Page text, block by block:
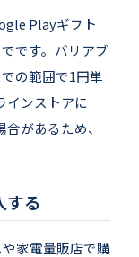
Playギフト
です。バリアブ
の範囲で1円単
インストアに
があるため、
する
家電量販店で購